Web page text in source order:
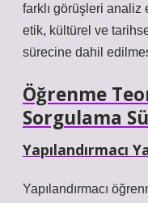
farklı görüşleri analiz
etik, kültürel ve
sürecine dahil
Öğrenme
Sorgulama
Yapılandırmacı
Yapılandırmacı